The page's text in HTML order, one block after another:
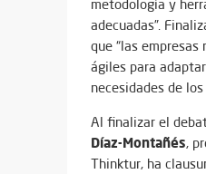
metodología y
adecuadas”.
que “las
ágiles para
necesidades de los
Al finalizar el
Díaz-Montañés,
Thinktur, ha